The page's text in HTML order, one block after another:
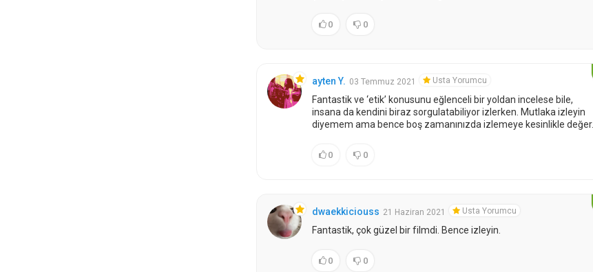
0 0
ayten Y. 03 Temmuz 2021 Usta Yorumcu
Fantastik ve ‘etik’ konusunu eğlenceli bir yoldan incelese bile,
insana da kendini biraz sorgulatabiliyor izlerken. Mutlaka izleyin
diyemem ama bence boş zamanınızda izlemeye kesinlikle değer.
0 0
dwaekkiciouss 21 Haziran 2021 Usta Yorumcu
Fantastik, çok güzel bir filmdi. Bence izleyin.
0 0